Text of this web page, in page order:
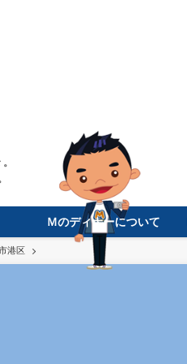
Ｍのディナーについて
港区